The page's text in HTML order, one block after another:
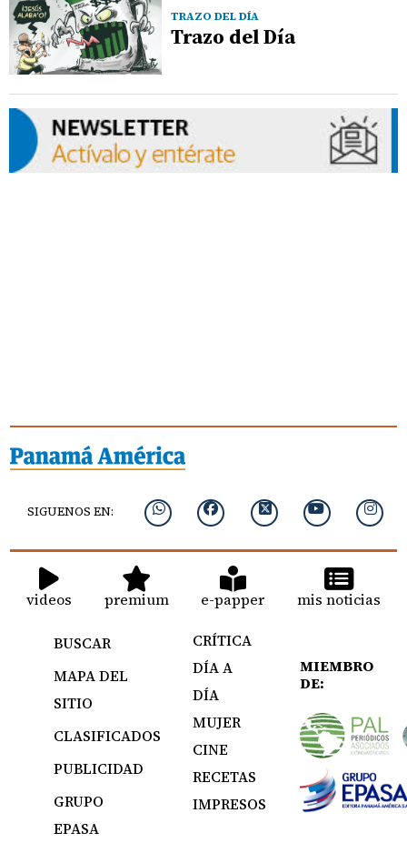
TRAZO DEL DÍA
Trazo del Día
SIGUENOS EN:
videos premium e-papper mis noticias
BUSCAR
MAPA DEL
SITIO
CLASIFICADOS
PUBLICIDAD
GRUPO
EPASA
CRÍTICA
DÍA A
DÍA
MUJER
CINE
RECETAS
IMPRESOS
MIEMBRO
DE: